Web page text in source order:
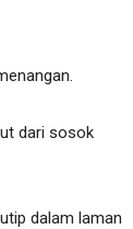
dari sosok
dalam laman